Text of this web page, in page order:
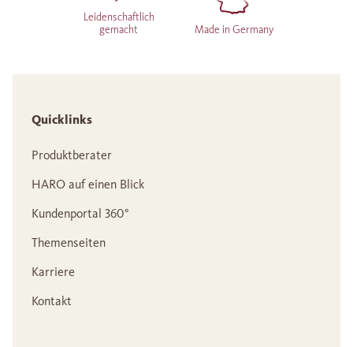
Leidenschaftlich
gemacht
Made in Germany
Quicklinks
Produktberater
HARO auf einen Blick
Kundenportal 360°
Themenseiten
Karriere
Kontakt